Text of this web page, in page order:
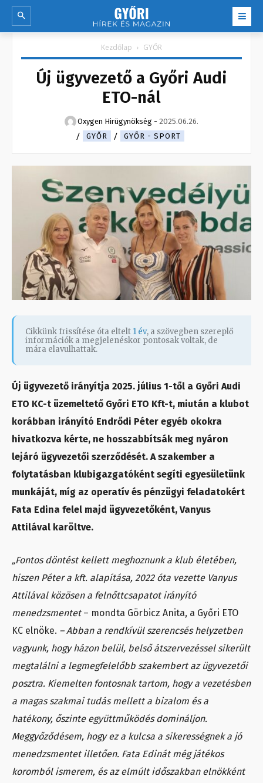
Kezdőlap GYŐR
Új ügyvezető a Győri Audi
ETO-nál
Oxygen Hirügynökség - 2025.06.26.
GYŐR
GYŐR - SPORT
Cikkünk frissítése óta eltelt 1 év, a szövegben szereplő
információk a megjelenéskor pontosak voltak, de
mára elavulhattak.
Új ügyvezető irányítja 2025. július 1-től a Győri Audi
ETO KC-t üzemeltető Győri ETO Kft-t, miután a klubot
korábban irányító Endrődi Péter egyéb okokra
hivatkozva kérte, ne hosszabbítsák meg nyáron
lejáró ügyvezetői szerződését. A szakember a
folytatásban klubigazgatóként segíti egyesületünk
munkáját, míg az operatív és pénzügyi feladatokért
Fata Edina felel majd ügyvezetőként, Vanyus
Attilával karöltve.
„Fontos döntést kellett meghoznunk a klub életében,
hiszen Péter a kft. alapítása, 2022 óta vezette Vanyus
Attilával közösen a felnőttcsapatot irányító
menedzsmentet– mondta Görbicz Anita, a Győri ETO
KC elnöke. – Abban a rendkívül szerencsés helyzetben
vagyunk, hogy házon belül, belső átszervezéssel sikerült
megtalálni a legmegfelelőbb szakembert az ügyvezetői
posztra. Kiemelten fontosnak tartom, hogy a vezetésben
a magas szakmai tudás mellett a bizalom és a
hatékony, őszinte együttműködés domináljon.
Meggyőződésem, hogy ez a kulcsa a sikerességnek a jó
menedzsmentet illetően. Fata Edinát még játékos
koromból ismerem, és az elmúlt időszakban elnökként